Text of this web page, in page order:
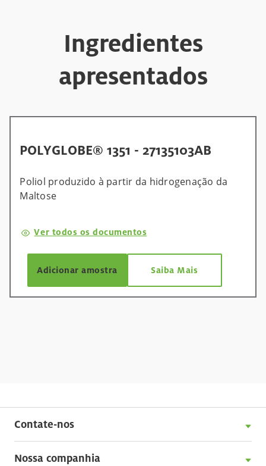
Ingredientes
apresentados
POLYGLOBE® 1351 - 27135103AB
​Poliol produzido à partir da hidrogenação da
Maltose​
Ver todos os documentos
Adicionar amostra Saiba Mais
Contate-nos
Nossa companhia